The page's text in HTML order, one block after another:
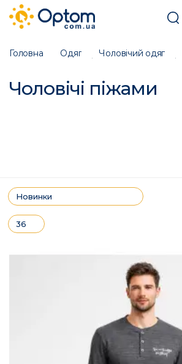
Головна
Одяг Чоловічий одяг
Чоловічі піжами